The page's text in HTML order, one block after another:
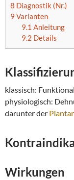
8 Diagnostik (Nr.)
9 Varianten
9.1 Anleitung
9.2 Details
klassisch:
physiologisch:
darunter der
Wirkungen